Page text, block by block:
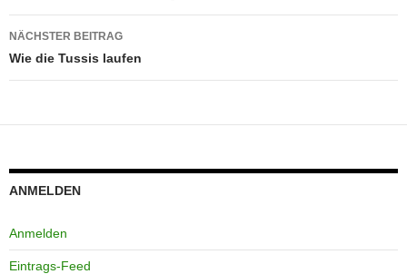
NÄCHSTER BEITRAG
Wie die Tussis laufen
ANMELDEN
Anmelden
Eintrags-Feed